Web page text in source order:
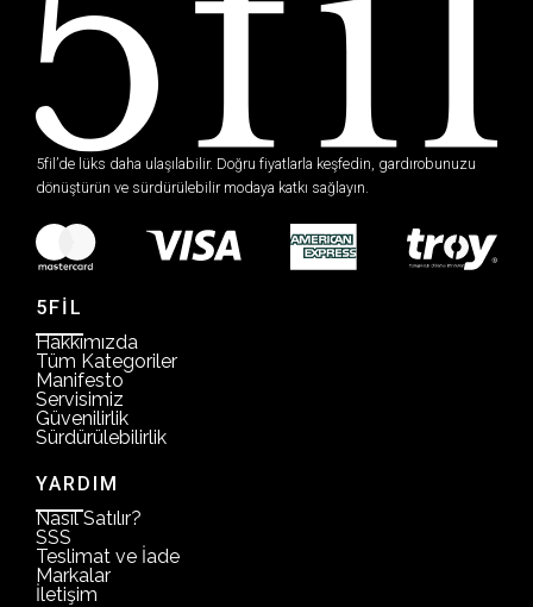
5fil’de lüks daha ulaşılabilir. Doğru fiyatlarla keşfedin, gardırobunuzu
dönüştürün ve sürdürülebilir modaya katkı sağlayın.
5FİL
Hakkımızda
Tüm Kategoriler
Manifesto
Servisimiz
Güvenilirlik
Sürdürülebilirlik
YARDIM
Nasıl Satılır?
SSS
Teslimat ve İade
Markalar
İletişim